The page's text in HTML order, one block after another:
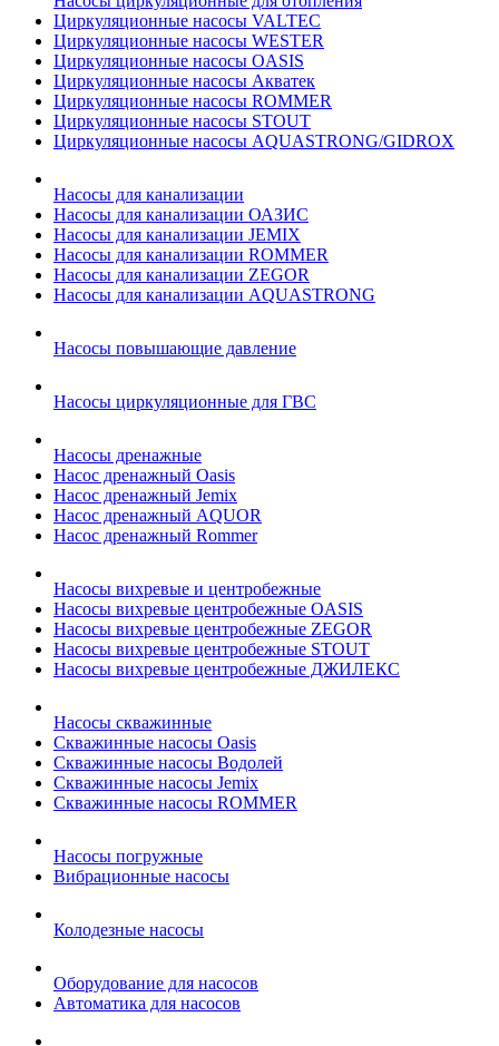
Циркуляционные насосы VALTEC
Циркуляционные насосы WESTER
Циркуляционные насосы OASIS
Циркуляционные насосы Акватек
Циркуляционные насосы ROMMER
Циркуляционные насосы STOUT
Циркуляционные насосы AQUASTRONG/GIDROX
Насосы для канализации
Насосы для канализации ОАЗИС
Насосы для канализации JEMIX
Насосы для канализации ROMMER
Насосы для канализации ZEGOR
Насосы для канализации AQUASTRONG
Насосы повышающие давление
Насосы циркуляционные для ГВС
Насосы дренажные
Насос дренажный Oasis
Насос дренажный Jemix
Насос дренажный AQUOR
Насос дренажный Rommer
Насосы вихревые и центробежные
Насосы вихревые центробежные OASIS
Насосы вихревые центробежные ZEGOR
Насосы вихревые центробежные STOUT
Насосы вихревые центробежные ДЖИЛЕКС
Насосы скважинные
Скважинные насосы Oasis
Скважинные насосы Водолей
Скважинные насосы Jemix
Cкважинные насосы ROMMER
Насосы погружные
Вибрационные насосы
Колодезные насосы
Оборудование для насосов
Автоматика для насосов